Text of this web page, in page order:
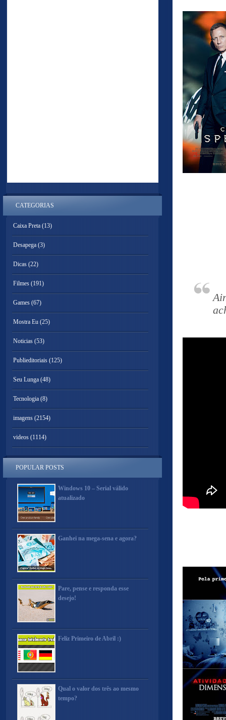
CATEGORIAS
Caixa Preta (13)
Desapega (3)
Dicas (22)
Filmes (191)
Games (67)
Mostra Eu (25)
Noticias (53)
Publieditoriais (125)
Seu Lunga (48)
Tecnologia (8)
imagens (2154)
videos (1114)
POPULAR POSTS
Windows 10 – Serial válido
atualizado
Ganhei na mega-sena e agora?
Pare, pense e responda esse
desejo!
Feliz Primeiro de Abril :)
Qual o valor dos três ao mesmo
tempo?